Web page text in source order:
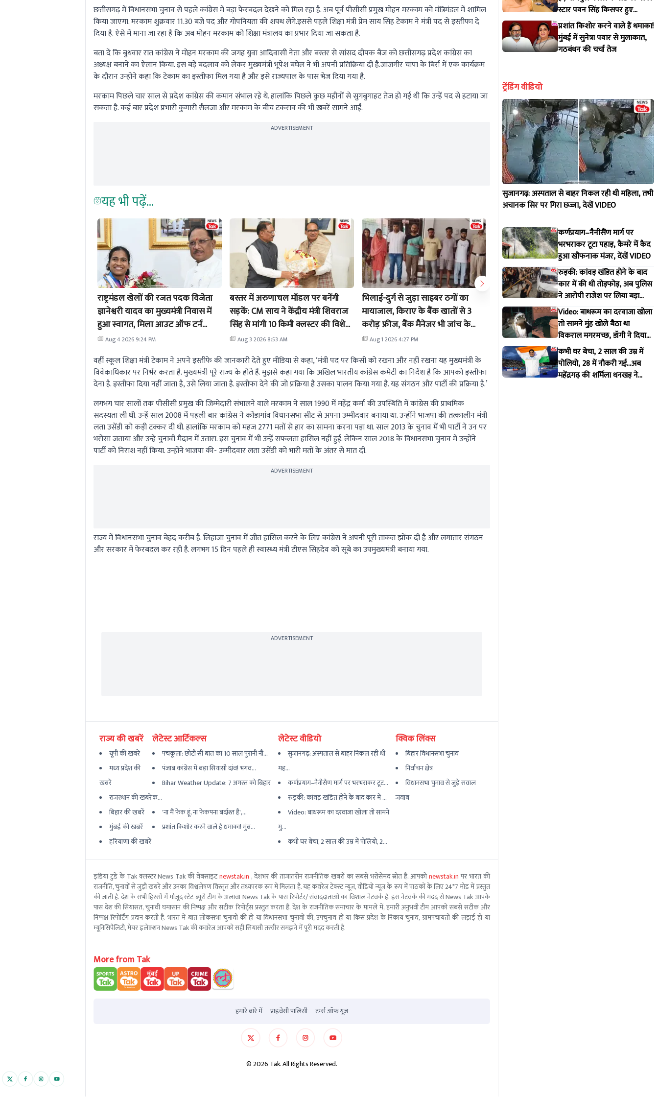
छत्तीसगढ़ में विधानसभा चुनाव से पहले कांग्रेस में बड़ा फेरबदल देखने को मिल रहा है. अब पूर्व पीसीसी प्रमुख मोहन मरकाम को मंत्रिमंडल में शामिल
किया जाएगा. मरकाम शुक्रवार 11.30 बजे पद और गोपनियता की शपथ लेंगे.इससे पहले शिक्षा मंत्री प्रेम साय सिंह टेकाम ने मंत्री पद से इस्तीफा दे
दिया है. ऐसे में माना जा रहा है कि अब मोहन मरकाम को शिक्षा मंत्रालय का प्रभार दिया जा सकता है.
बता दें कि बुधवार रात कांग्रेस ने मोहन मरकाम की जगह युवा आदिवासी नेता और बस्तर से सांसद दीपक बैज को छत्तीसगढ़ प्रदेश कांग्रेस का
अध्यक्ष बनाने का ऐलान किया. इस बड़े बदलाव को लेकर मुख्यमंत्री भूपेश बघेल ने भी अपनी प्रतिक्रिया दी है.जांजगीर चांपा के बिर्रा में एक कार्यक्रम
के दौरान उन्होंने कहा कि टेकाम का इस्तीफा मिल गया है और इसे राज्यपाल के पास भेज दिया गया है.
मरकाम पिछले चार साल से प्रदेश कांग्रेस की कमान संभाल रहे थे. हालांकि पिछले कुछ महीनों से सुगबुगाहट तेज हो गई थी कि उन्हें पद से हटाया जा
सकता है. कई बार प्रदेश प्रभारी कुमारी सैलजा और मरकाम के बीच टकराव की भी खबरें सामने आईं.
ADVERTISEMENT
यह भी पढ़ें...
राष्ट्रमंडल खेलों की रजत पदक विजेता
ज्ञानेश्वरी यादव का मुख्यमंत्री निवास में
हुआ स्वागत, मिला आउट ऑफ टर्न
प्रमोशन
Aug 4 2026 9:24 PM
बस्तर में अरुणाचल मॉडल पर बनेंगी
सड़कें: CM साय ने केंद्रीय मंत्री शिवराज
सिंह से मांगी 10 किमी क्लस्टर की विशेष
छूटAug 3 2026 8:53 AM
भिलाई-दुर्ग से जुड़ा साइबर ठगों का
मायाजाल, किराए के बैंक खातों से 3
करोड़ फ्रीज, बैंक मैनेजर भी जांच के
दायरे में!
Aug 1 2026 4:27 PM
बस्तर के कायाकल्प की योजना लेकर
प्रधानमंत्री से मिले सीएम साय
Jul 31 2026 7:49 PM
सांस्कृतिक
मांझी-
परोसा
Jul 31
वहीं स्कूल शिक्षा मंत्री टेकाम ने अपने इस्तीफे की जानकारी देते हुए मीडिया से कहा, ‘मंत्री पद पर किसी को रखना और नहीं रखना यह मुख्यमंत्री के
विवेकाधिकार पर निर्भर करता है. मुख्यमंत्री पूरे राज्य के होते हैं. मुझसे कहा गया कि अखिल भारतीय कांग्रेस कमेटी का निर्देश है कि आपको इस्तीफा
देना है. इस्तीफा दिया नहीं जाता है, उसे लिया जाता है. इस्तीफा देने की जो प्रक्रिया है उसका पालन किया गया है. यह संगठन और पार्टी की प्रक्रिया है.’
लगभग चार सालों तक पीसीसी प्रमुख की जिम्मेदारी संभालने वाले मरकाम ने साल 1990 में महेंद्र कर्मा की उपस्थिति में कांग्रेस की प्राथमिक
सदस्यता ली थी. उन्हें साल 2008 में पहली बार कांग्रेस ने कोंडागांव विधानसभा सीट से अपना उम्मीदवार बनाया था. उन्होंने भाजपा की तत्कालीन मंत्री
लता उसेंडी को कड़ी टक्कर दी थी. हालांकि मरकाम को महज 2771 मतों से हार का सामना करना पड़ा था. साल 2013 के चुनाव में भी पार्टी ने उन पर
भरोसा जताया और उन्हें चुनावी मैदान में उतारा. इस चुनाव में भी उन्हें सफलता हासिल नहीं हुई. लेकिन साल 2018 के विधानसभा चुनाव में उन्होंने
पार्टी को निराश नहीं किया. उन्होंने भाजपा की- उम्मीदवार लता उसेंडी को भारी मतों के अंतर से मात दी.
ADVERTISEMENT
राज्य में विधानसभा चुनाव बेहद करीब है. लिहाजा चुनाव में जीत हासिल करने के लिए कांग्रेस ने अपनी पूरी ताकत झोंक दी है और लगातार संगठन
और सरकार में फेरबदल कर रही है. लगभग 15 दिन पहले ही स्वास्थ्य मंत्री टीएस सिंहदेव को सूबे का उपमुख्यमंत्री बनाया गया.
ADVERTISEMENT
राज्य की खबरें
यूपी की खबरें
मध्य प्रदेश की
खबरें
राजस्थान की खबरें
बिहार की खबरें
मुंबई की खबरें
हरियाणा की खबरें
लेटेस्ट आर्टिकल्स
पंचकूला: छोटी सी बात का 10 साल पुरानी नौ...
पंजाब कांग्रेस में बड़ा सियासी दांव! भगव...
Bihar Weather Update: 7 अगस्त को बिहार
क...
'ना मैं फेक हूं, ना फेकपना बर्दाश्त है',...
प्रशांत किशोर करने वाले हैं धमाका! मुंब...
लेटेस्ट वीडियो
सुजानगढ़: अस्पताल से बाहर निकल रही थी
मह...
कर्णप्रयाग–नैनीसैंण मार्ग पर भरभराकर टूट...
रुड़की: कांवड़ खंडित होने के बाद कार में ...
Video: बाथरूम का दरवाजा खोला तो सामने
मु...
कभी घर बेचा, 2 साल की उम्र में पोलियो, 2...
क्विक लिंक्स
बिहार विधानसभा चुनाव
निर्वाचन क्षेत्र
विधानसभा चुनाव से जुड़े सवाल
जवाब
इंडिया टुडे के Tak क्लस्टर News Tak की वेबसाइटnewstak.in , देशभर की ताजातरीन राजनीतिक खबरों का सबसे भरोसेमंद स्रोत है. आपकोnewstak.in पर भारत की
राजनीति, चुनावों से जुड़ी खबरें और उनका विश्वलेषण विस्तृत और तथ्यपरक रूप में मिलता है. यह कवरेज टेक्स्ट न्यूज, वीडियो न्यूज के रूप में पाठकों के लिए 24*7 मोड में प्रस्तुत
की जाती है. देश के सभी हिस्सों में मौजूद स्टेट ब्यूरो टीम के अलावा News Tak के पास रिपोर्टर/ संवाददाताओं का विशाल नेटवर्क है. इस नेटवर्क की मदद से News Tak आपके
पास देश की सियासत, चुनावी घमासान की निष्पक्ष और सटीक रिपोर्ट्स प्रस्तुत करता है. देश के राजनीतिक समाचार के मामले में, हमारी अनुभवी टीम आपको सबसे सटीक और
निष्पक्ष रिपोर्टिंग प्रदान करती है. भारत में बात लोकसभा चुनावों की हो या विधानसभा चुनावों की, उपचुनाव हों या किस प्रदेश के निकाय चुनाव, ग्रामपंचायतों की लड़ाई हो या
म्यूनिसिपैलिटी, मेयर इलेक्शन News Tak की कवरेज आपको सही सियासी तस्वीर समझने में पूरी मदद करती है.
More from Tak
हमारे बारे में प्राइवेसी पालिसी टर्म्स ऑफ यूज
©2026 Tak. All Rights Reserved.
स्टार पवन सिंह किसपर हुए
आगबबूला?
प्रशांत किशोर करने वाले हैं धमाका!
मुंबई में सुनेत्रा पवार से मुलाकात,
गठबंधन की चर्चा तेज
ट्रेंडिंग वीडियो
सुजानगढ़: अस्पताल से बाहर निकल रही थी महिला, तभी
अचानक सिर पर गिरा छज्जा, देखें VIDEO
कर्णप्रयाग–नैनीसैंण मार्ग पर
भरभराकर टूटा पहाड़, कैमरे में कैद
हुआ खौफनाक मंजर, देंखें VIDEO
रुड़की: कांवड़ खंडित होने के बाद
कार में की थी तोड़फोड़, अब पुलिस
ने आरोपी राजेश पर लिया बड़ा
एक्शन
Video: बाथरूम का दरवाजा खोला
तो सामने मुंह खोले बैठा था
विकराल मगरमच्छ, डॉगी ने दिया
मकान मालिक को इशारा
कभी घर बेचा, 2 साल की उम्र में
पोलियो, 28 में नौकरी गई...अब
महेंद्रगढ़ की शर्मिला धनखड़ ने